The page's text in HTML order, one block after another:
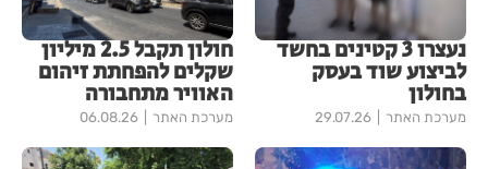
נעצרו 3 קטינים בחשד
לביצוע שוד בעסק
בחולון
מערכת האתר 29.07.26
חולון תקבל 2.5 מיליון
שקלים להפחתת זיהום
האוויר מתחבורה
מערכת האתר 06.08.26